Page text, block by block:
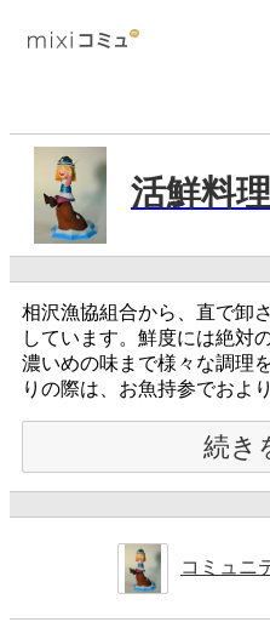
活鮮料
相沢漁協組合から、直で卸
しています。鮮度には絶対
濃いめの味まで様々な調理
りの際は、お魚持参でおよ
続き
コミュニ